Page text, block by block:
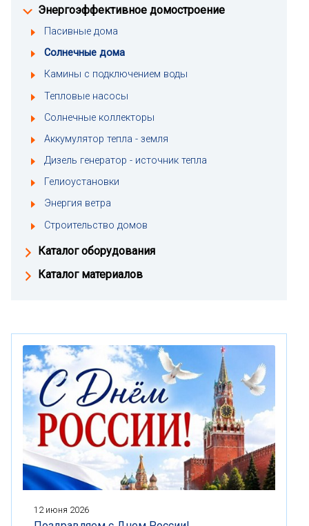
Энергоэффективное домостроение
Пасивные дома
Солнечные дома
Камины с подключением воды
Тепловые насосы
Солнечные коллекторы
Аккумулятор тепла - земля
Дизель генератор - источник тепла
Гелиоустановки
Энергия ветра
Строительство домов
Каталог оборудования
Каталог материалов
12 июня 2026